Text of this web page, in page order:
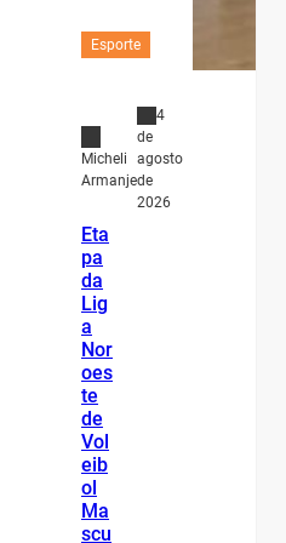
Esporte
Micheli
Armanje
4
de
agosto
de
2026
Eta
pa
da
Lig
a
Nor
oes
te
de
Vol
eib
ol
Ma
scu